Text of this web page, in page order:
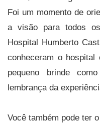
Foi um momento de
a visão para todos
Hospital Humberto
conheceram o
pequeno brinde
lembrança da
Você também pode ter